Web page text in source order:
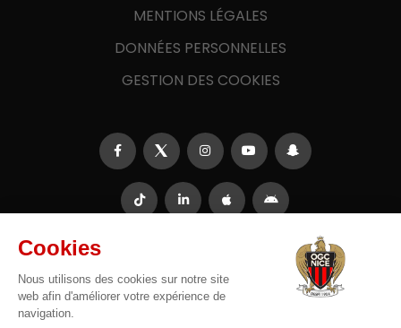
MENTIONS LÉGALES
DONNÉES PERSONNELLES
GESTION DES COOKIES